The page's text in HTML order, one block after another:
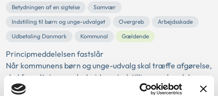
Betydningen af en sigtelse
Samvær
Indstilling til børn og unge-udvalget
Overgreb
Arbejdsskade
Udbetaling Danmark
Kommunal Gældende
Principmeddelelsen fastslår
Når kommunens børn og unge-udvalg skal træffe afgørelse,
skal forvaltningen udarbejde en indstilling om, hvad der
skal træffes afg...